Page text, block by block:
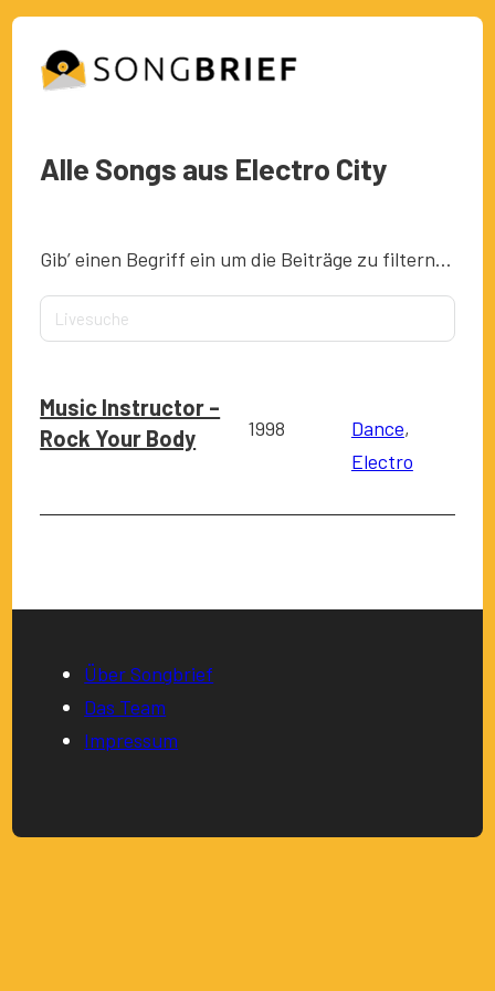
Alle Songs aus Electro City
Gib’ einen Begriff ein um die Beiträge zu filtern…
Music Instructor –
Rock Your Body
1998 Dance,
Electro
Über Songbrief
Das Team
Impressum